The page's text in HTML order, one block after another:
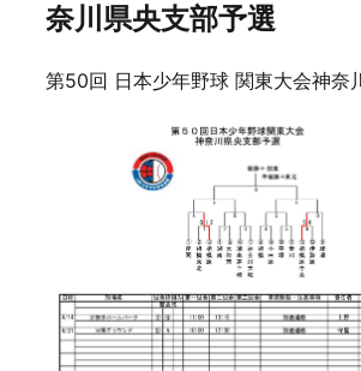
奈川県央支部予選
第50回 日本少年野球 関東大会神奈